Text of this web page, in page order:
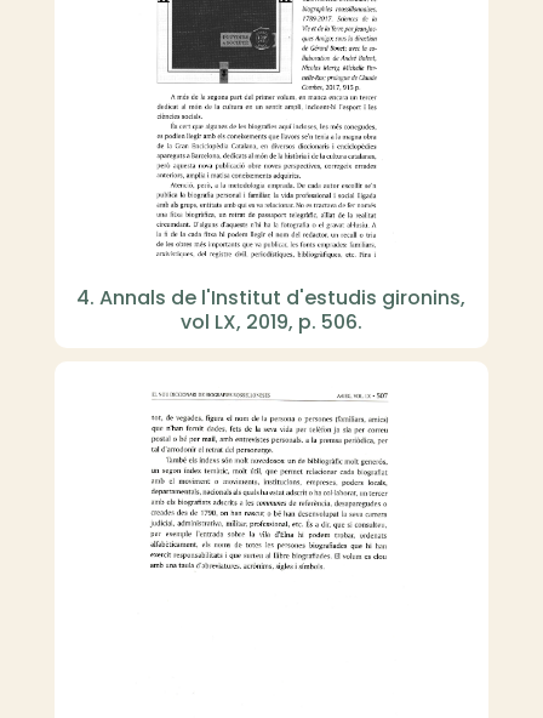
4. Annals de l'Institut d'estudis gironins,
vol LX, 2019, p. 506.